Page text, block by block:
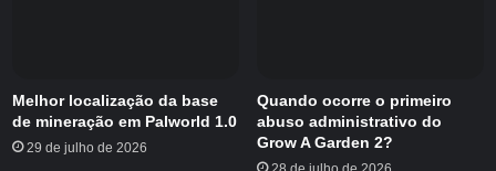
Em seguida, tudo o que você precisa fazer é
reunir os materiais necessários para construir a
fragata de sua escolha. São os seguintes:
Melhor localização da base
de mineração em Palworld 1.0
29 de julho de 2026
Quando ocorre o primeiro
abuso administrativo do
Grow A Garden 2?